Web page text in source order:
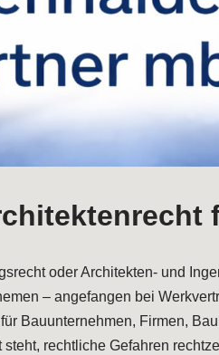
oder Architekten- und
– angefangen bei
Bauunternehmen, Firmen,
rechtliche Gefahren